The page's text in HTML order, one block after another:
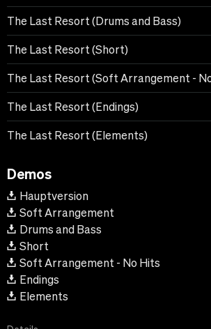
The Last Resort (Drums and Bass)
The Last Resort (Short)
The Last Resort (Soft Arrangement -
The Last Resort (Endings)
The Last Resort (Elements)
Demos
Hauptversion
Soft Arrangement
Drums and Bass
Short
Soft Arrangement - No Hits
Endings
Elements